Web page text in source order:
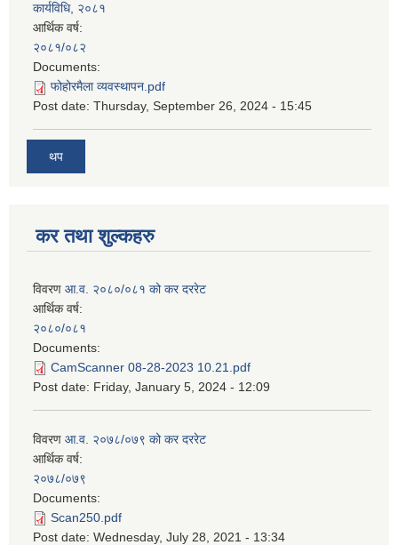
कार्यविधि, २०८१
आर्थिक वर्ष:
२०८१/०८२
Documents:
फोहोरमैला व्यवस्थापन.pdf
Post date: Thursday, September 26, 2024 - 15:45
थप
कर तथा शुल्कहरु
विवरण आ.व. २०८०/०८१ को कर दररेट
आर्थिक वर्ष:
२०८०/०८१
Documents:
CamScanner 08-28-2023 10.21.pdf
Post date: Friday, January 5, 2024 - 12:09
विवरण आ.व. २०७८/०७९ को कर दररेट
आर्थिक वर्ष:
२०७८/०७९
Documents:
Scan250.pdf
Post date: Wednesday, July 28, 2021 - 13:34